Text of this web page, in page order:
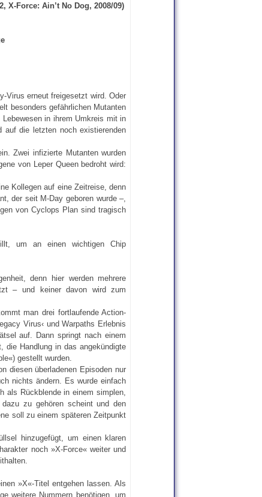
X-Force: Ain’t No Dog, 2008/09)
Virus erneut freigesetzt wird. Oder
besonders gefährlichen Mutanten
in ihrem Umkreis mit in
auf die letzten noch existierenden
Zwei infizierte Mutanten wurden
von Leper Queen bedroht wird:
Kollegen auf eine Zeitreise, denn
der seit M-Day geboren wurde –,
von Cyclops Plan sind tragisch
um an einen wichtigen Chip
denn hier werden mehrere
– und keiner davon wird zum
man drei fortlaufende Action-
Virus‹ und Warpaths Erlebnis
auf. Dann springt nach einem
die Handlung in das angekündigte
gestellt wurden.
diesen überladenen Episoden nur
nichts ändern. Es wurde einfach
als Rückblende in einem simplen,
zu gehören scheint und den
soll zu einem späteren Zeitpunkt
hinzugefügt, um einen klaren
noch »X-Force« weiter und
»X«-Titel entgehen lassen. Als
weitere Nummern benötigen, um